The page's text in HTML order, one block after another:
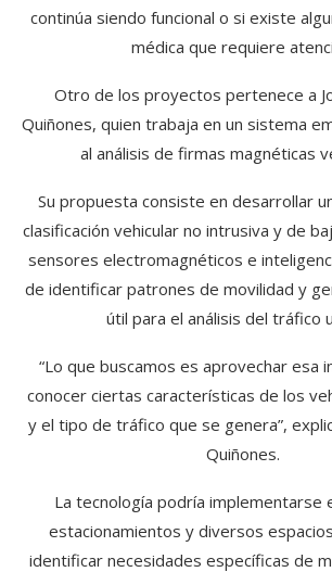
continúa siendo funcional o si existe
médica que requiere
Otro de los proyectos pertenece a
Quiñones, quien trabaja en un sistema
al análisis de firmas magnéticas
Su propuesta consiste en desarrollar
clasificación vehicular no intrusiva y de
sensores electromagnéticos e
de identificar patrones de movilidad y
útil para el análisis del tráfico
“Lo que buscamos es aprovechar esa
conocer ciertas características de los
y el tipo de tráfico que se genera”,
Quiñones.
La tecnología podría implementarse
estacionamientos y diversos
identificar necesidades específicas de